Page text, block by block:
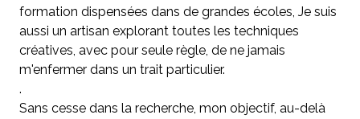
formation dispensées dans de grandes écoles, Je suis
aussi un artisan explorant toutes les techniques
créatives, avec pour seule règle, de ne jamais
m'enfermer dans un trait particulier.
.
Sans cesse dans la recherche, mon objectif, au-delà